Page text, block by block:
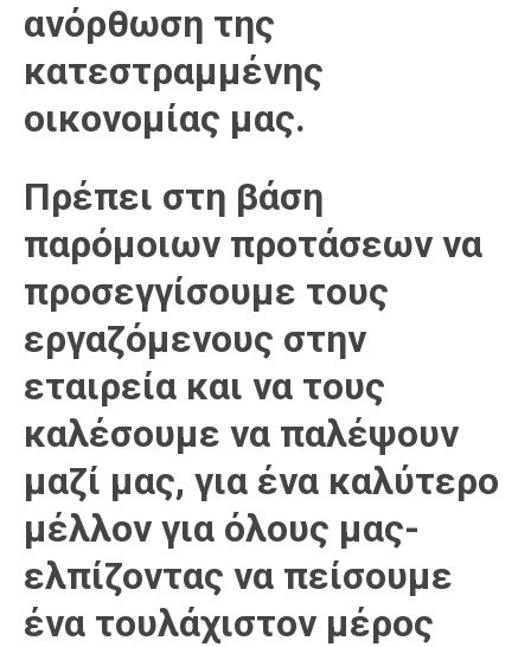
ανόρθωση της
κατεστραμμένης
οικονομίας μας.
Πρέπει στη βάση
παρόμοιων προτάσεων να
προσεγγίσουμε τους
εργαζόμενους στην
εταιρεία και να τους
καλέσουμε να παλέψουν
μαζί μας, για ένα καλύτερο
μέλλον για όλους μας-
ελπίζοντας να πείσουμε
ένα τουλάχιστον μέρος